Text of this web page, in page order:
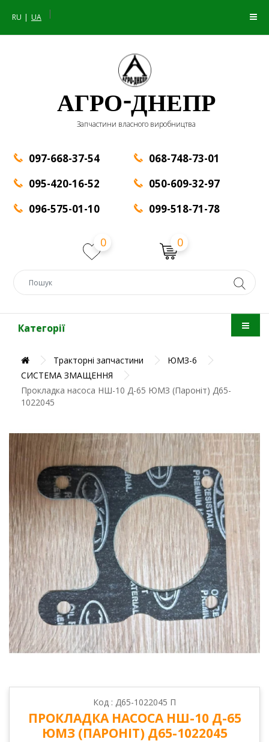
RU UA |
АГРО-ДНЕПР
Запчастини власного виробництва
097-668-37-54
095-420-16-52
096-575-01-10
068-748-73-01
050-609-32-97
099-518-71-78
0 0
Категорії
Тракторні запчастини
ЮМЗ-6
СИСТЕМА ЗМАЩЕННЯ
Прокладка насоса НШ-10 Д-65 ЮМЗ (Пароніт) Д65-
1022045
Код : Д65-1022045 П
ПРОКЛАДКА НАСОСА НШ-10 Д-65
ЮМЗ (ПАРОНІТ) Д65-1022045